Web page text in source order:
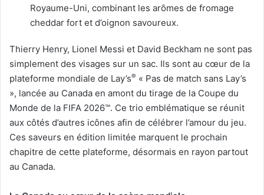
Royaume-Uni, combinant les arômes de fromage
cheddar fort et d’oignon savoureux.
Thierry Henry, Lionel Messi et David Beckham ne sont pas
simplement des visages sur un sac. Ils sont au cœur de la
plateforme mondiale de Lay’s® « Pas de match sans Lay’s
», lancée au Canada en amont du tirage de la Coupe du
Monde de la FIFA 2026™. Ce trio emblématique se réunit
aux côtés d’autres icônes afin de célébrer l’amour du jeu.
Ces saveurs en édition limitée marquent le prochain
chapitre de cette plateforme, désormais en rayon partout
au Canada.